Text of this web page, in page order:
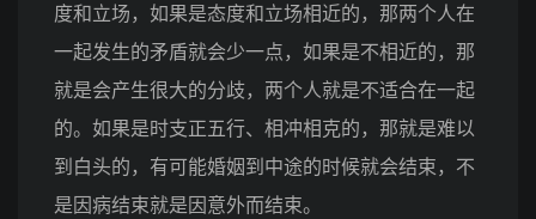
度和立场，如果是态度和立场相近的，那两个人在
一起发生的矛盾就会少一点，如果是不相近的，那
就是会产生很大的分歧，两个人就是不适合在一起
的。如果是时支正五行、相冲相克的，那就是难以
到白头的，有可能婚姻到中途的时候就会结束，不
是因病结束就是因意外而结束。